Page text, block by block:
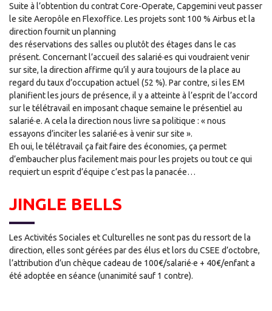
Suite à l’obtention du contrat Core-Operate, Capgemini veut passer
le site Aeropôle en Flexoffice. Les projets sont 100 % Airbus et la
direction fournit un planning
des réservations des salles ou plutôt des étages dans le cas
présent. Concernant l’accueil des salarié·es qui voudraient venir
sur site, la direction affirme qu’il y aura toujours de la place au
regard du taux d’occupation actuel (52 %). Par contre, si les EM
planifient les jours de présence, il y a atteinte à l’esprit de l’accord
sur le télétravail en imposant chaque semaine le présentiel au
salarié·e. A cela la direction nous livre sa politique : « nous
essayons d’inciter les salarié·es à venir sur site ».
Eh oui, le télétravail ça fait faire des économies, ça permet
d’embaucher plus facilement mais pour les projets ou tout ce qui
requiert un esprit d’équipe c’est pas la panacée…
JINGLE BELLS
Les Activités Sociales et Culturelles ne sont pas du ressort de la
direction, elles sont gérées par des élus et lors du CSEE d’octobre,
l’attribution d’un chèque cadeau de 100€/salarié·e + 40€/enfant a
été adoptée en séance (unanimité sauf 1 contre).